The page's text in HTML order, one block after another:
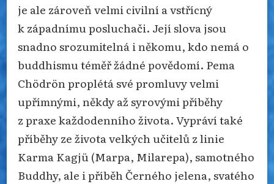
je ale zároveň velmi civilní a vstřícný
k západnímu posluchači. Její slova jsou
snadno srozumitelná i někomu, kdo nemá o
buddhismu téměř žádné povědomí. Pema
Chödrön proplétá své promluvy velmi
upřímnými, někdy až syrovými příběhy
z praxe každodenního života. Vypráví také
příběhy ze života velkých učitelů z linie
Karma Kagjü (Marpa, Milarepa), samotného
Buddhy, ale i příběh Černého jelena, svatého